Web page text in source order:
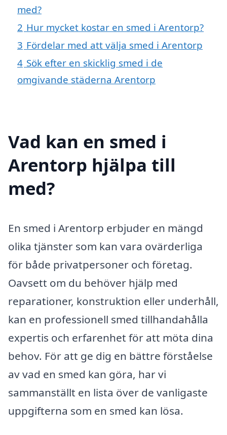
med?
2 Hur mycket kostar en smed i Arentorp?
3 Fördelar med att välja smed i Arentorp
4 Sök efter en skicklig smed i de
omgivande städerna Arentorp
Vad kan en smed i
Arentorp hjälpa till
med?
En smed i Arentorp erbjuder en mängd
olika tjänster som kan vara ovärderliga
för både privatpersoner och företag.
Oavsett om du behöver hjälp med
reparationer, konstruktion eller underhåll,
kan en professionell smed tillhandahålla
expertis och erfarenhet för att möta dina
behov. För att ge dig en bättre förståelse
av vad en smed kan göra, har vi
sammanställt en lista över de vanligaste
uppgifterna som en smed kan lösa.